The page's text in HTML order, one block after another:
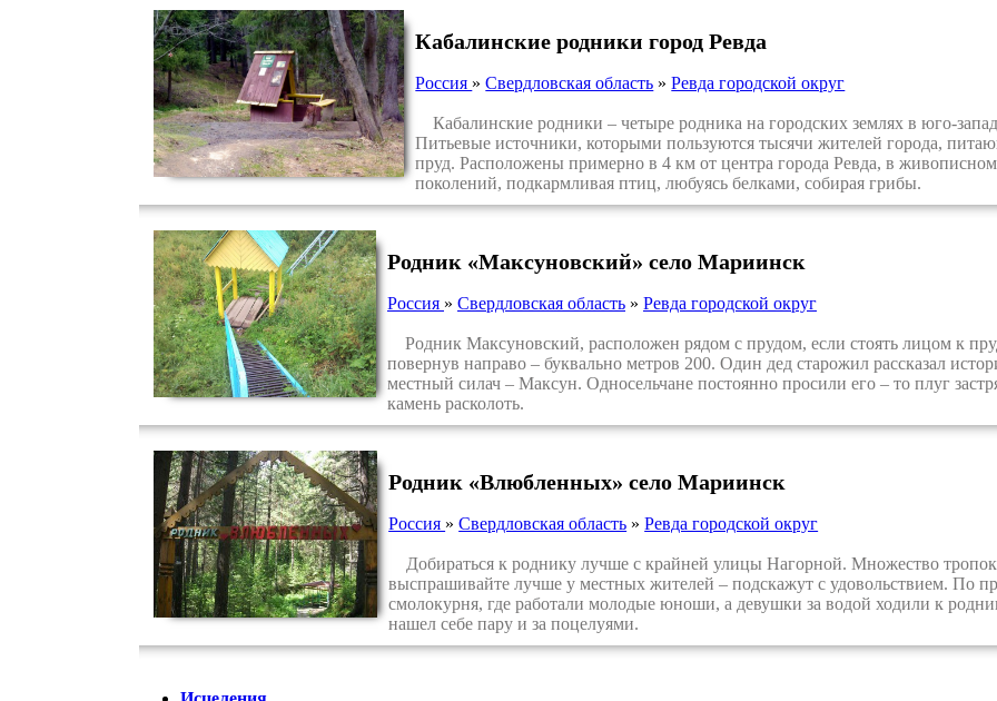
Кабалинские родники город Ревда
Россия »Свердловская область »Ревда городской округ
Кабалинские родники – четыре родника на городских землях в юго-
Питьевые источники, которыми пользуются тысячи жителей города,
пруд. Расположены примерно в 4 км от центра города Ревда, в
поколений, подкармливая птиц, любуясь белками, собирая грибы.
Родник «Максуновский» село Мариинск
Россия » Свердловская область » Ревда городской округ
Родник Максуновский, расположен рядом с прудом, если стоять лицом к
повернув направо – буквально метров 200. Один дед старожил рассказал
местный силач – Максун. Односельчане постоянно просили его – то плуг
камень расколоть.
Родник «Влюбленных» село Мариинск
Россия »Свердловская область »Ревда городской округ
Добираться к роднику лучше с крайней улицы Нагорной. Множество
выспрашивайте лучше у местных жителей – подскажут с удовольствием. По
смолокурня, где работали молодые юноши, а девушки за водой ходили к
нашел себе пару и за поцелуями.